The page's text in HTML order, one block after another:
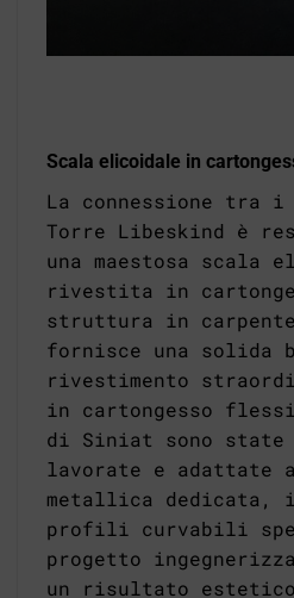
Scala elicoidale in
La connessione tra
Torre Libeskind è
una maestosa scala
rivestita in
struttura in
fornisce una solida
rivestimento
in cartongesso
di Siniat sono state
lavorate e adattate
metallica dedicata,
profili curvabili
progetto
un risultato estetico